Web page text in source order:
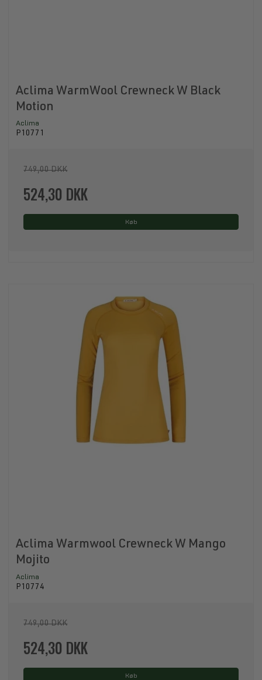
Aclima WarmWool Crewneck W Black
Motion
Aclima
P10771
749,00 DKK
524,30 DKK
Køb
Aclima Warmwool Crewneck W Mango
Mojito
Aclima
P10774
749,00 DKK
524,30 DKK
Køb